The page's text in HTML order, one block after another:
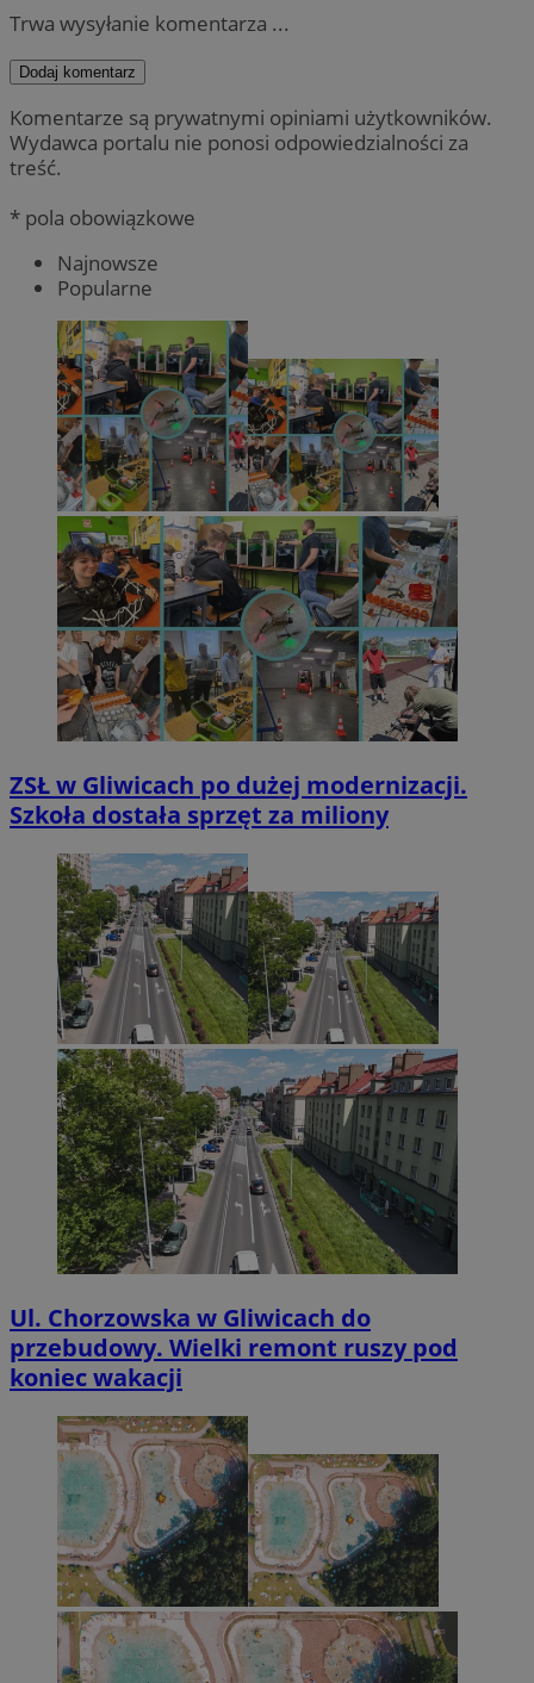
Trwa wysyłanie komentarza ...
Dodaj komentarz
Komentarze są prywatnymi opiniami użytkowników.
Wydawca portalu nie ponosi odpowiedzialności za
treść.
* pola obowiązkowe
Najnowsze
Popularne
ZSŁ w Gliwicach po dużej modernizacji.
Szkoła dostała sprzęt za miliony
Ul. Chorzowska w Gliwicach do
przebudowy. Wielki remont ruszy pod
koniec wakacji